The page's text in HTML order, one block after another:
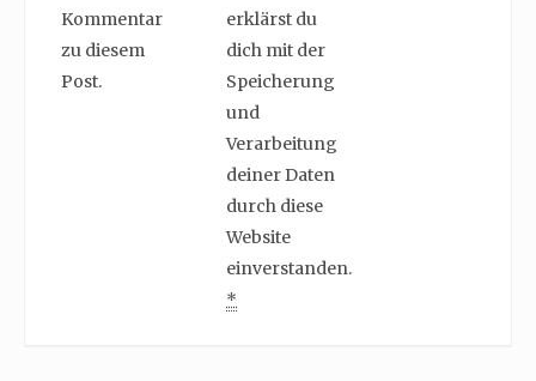
Kommentar
zu diesem
Post.
erklärst du
dich mit der
Speicherung
und
Verarbeitung
deiner Daten
durch diese
Website
einverstanden.
*